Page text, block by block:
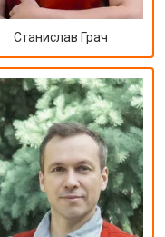
Станислав Грач